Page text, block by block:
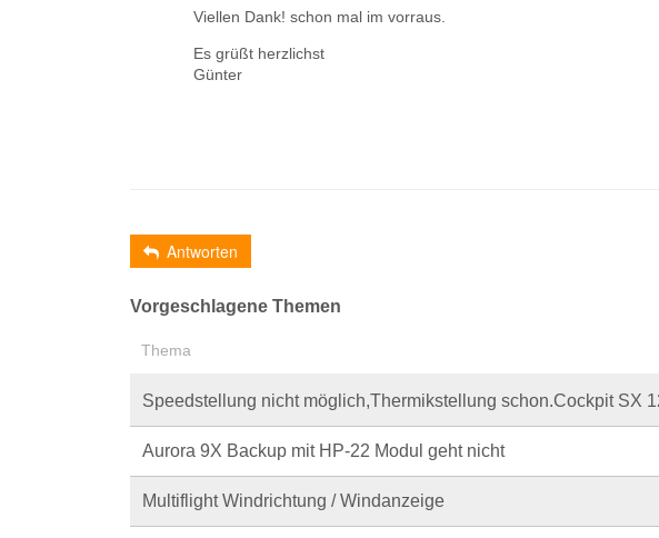
Viellen Dank! schon mal im vorraus.
Es grüßt herzlichst
Günter
Antworten
Vorgeschlagene Themen
Thema
Speedstellung nicht möglich,Thermikstellung schon.Cockpit SX
Aurora 9X Backup mit HP-22 Modul geht nicht
Multiflight Windrichtung / Windanzeige